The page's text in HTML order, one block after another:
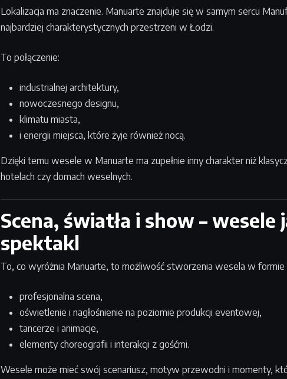
Lokalizacja ma znaczenie. Manuarte znajduje się w samym sercu
najbardziej charakterystycznych przestrzeni w Łodzi.
To połączenie:
industrialnej architektury,
nowoczesnego designu,
klimatu miasta,
i energii miejsca, które żyje również nocą.
Dzięki temu wesele w Manuarte ma zupełnie inny charakter niż
hotelach czy domach weselnych.
Scena, światła i show – wesele
spektakl
To, co wyróżnia Manuarte, to możliwość stworzenia wesela w formie
profesjonalna scena,
oświetlenie i nagłośnienie na poziomie produkcji eventowej,
tancerze i animacje,
elementy choreografii i interakcji z gośćmi.
Wesele może mieć swój scenariusz, motyw przewodni i momenty,